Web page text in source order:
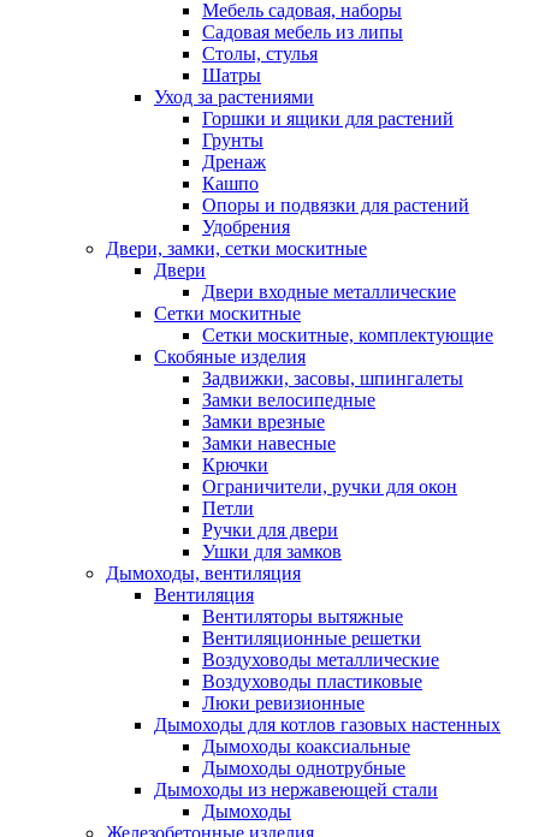
Мебель садовая, наборы
Садовая мебель из липы
Столы, стулья
Шатры
Уход за растениями
Горшки и ящики для растений
Грунты
Дренаж
Кашпо
Опоры и подвязки для растений
Удобрения
Двери, замки, сетки москитные
Двери
Двери входные металлические
Сетки москитные
Сетки москитные, комплектующие
Скобяные изделия
Задвижки, засовы, шпингалеты
Замки велосипедные
Замки врезные
Замки навесные
Крючки
Ограничители, ручки для окон
Петли
Ручки для двери
Ушки для замков
Дымоходы, вентиляция
Вентиляция
Вентиляторы вытяжные
Вентиляционные решетки
Воздуховоды металлические
Воздуховоды пластиковые
Люки ревизионные
Дымоходы для котлов газовых настенных
Дымоходы коаксиальные
Дымоходы однотрубные
Дымоходы из нержавеющей стали
Дымоходы
Железобетонные изделия